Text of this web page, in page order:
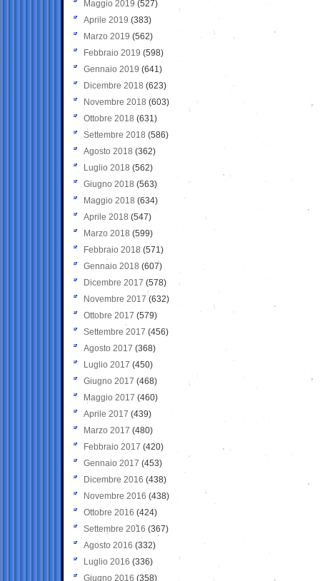
Maggio 2019 (527)
Aprile 2019 (383)
Marzo 2019 (562)
Febbraio 2019 (598)
Gennaio 2019 (641)
Dicembre 2018 (623)
Novembre 2018 (603)
Ottobre 2018 (631)
Settembre 2018 (586)
Agosto 2018 (362)
Luglio 2018 (562)
Giugno 2018 (563)
Maggio 2018 (634)
Aprile 2018 (547)
Marzo 2018 (599)
Febbraio 2018 (571)
Gennaio 2018 (607)
Dicembre 2017 (578)
Novembre 2017 (632)
Ottobre 2017 (579)
Settembre 2017 (456)
Agosto 2017 (368)
Luglio 2017 (450)
Giugno 2017 (468)
Maggio 2017 (460)
Aprile 2017 (439)
Marzo 2017 (480)
Febbraio 2017 (420)
Gennaio 2017 (453)
Dicembre 2016 (438)
Novembre 2016 (438)
Ottobre 2016 (424)
Settembre 2016 (367)
Agosto 2016 (332)
Luglio 2016 (336)
Giugno 2016 (358)